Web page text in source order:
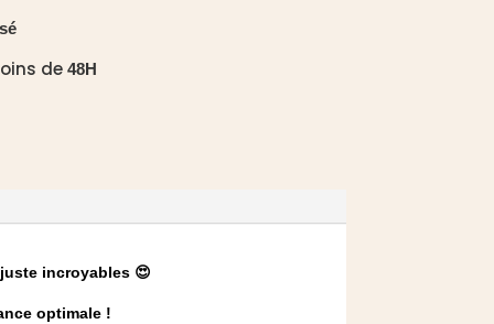
de 48H
incroyables 😍
optimale !